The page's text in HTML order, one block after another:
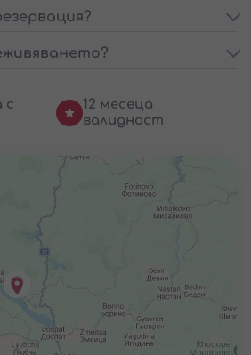
с
12 месеца
валидност